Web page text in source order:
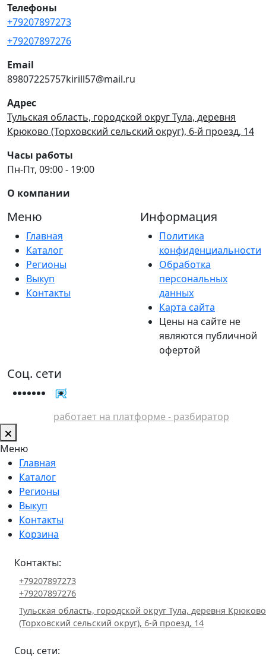
Телефоны
+79207897273
+79207897276
Email
89807225757kirill57@mail.ru
Адрес
Тульская область, городской округ Тула, деревня
Крюково (Торховский сельский округ), 6-й проезд, 14
Часы работы
Пн-Пт, 09:00 - 19:00
О компании
Меню
Главная
Каталог
Регионы
Выкуп
Контакты
Информация
Политика
конфиденциальности
Обработка
персональных
данных
Карта сайта
Цены на сайте не
являются публичной
офертой
Соц. сети
работает на платформе - разбиратор
Меню
Главная
Каталог
Регионы
Выкуп
Контакты
Корзина
Контакты:
+79207897273
+79207897276
Тульская область, городской округ Тула, деревня Крюково
(Торховский сельский округ), 6-й проезд, 14
Соц. сети: